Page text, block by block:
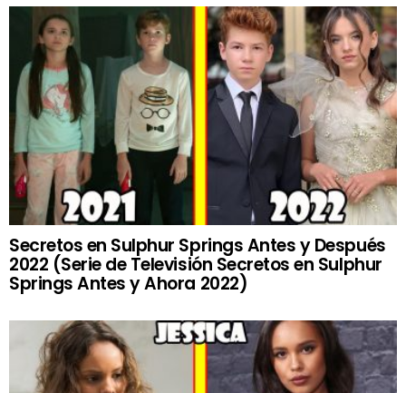
Secretos en Sulphur Springs Antes y Después
2022 (Serie de Televisión Secretos en Sulphur
Springs Antes y Ahora 2022)